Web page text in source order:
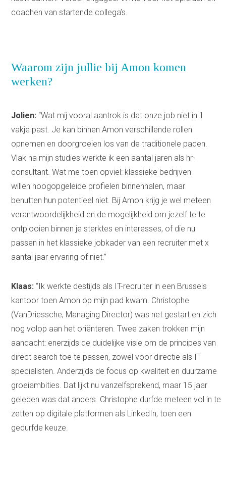
coachen van startende collega’s.
Waarom zijn jullie bij Amon komen
werken?
Jolien: “Wat mij vooral aantrok is dat onze job niet in 1
vakje past. Je kan binnen Amon verschillende rollen
opnemen en doorgroeien los van de traditionele paden.
Vlak na mijn studies werkte ik een aantal jaren als hr-
consultant. Wat me toen opviel: klassieke bedrijven
willen hoogopgeleide profielen binnenhalen, maar
benutten hun potentieel niet. Bij Amon krijg je wel meteen
verantwoordelijkheid en de mogelijkheid om jezelf te te
ontplooien binnen je sterktes en interesses, of die nu
passen in het klassieke jobkader van een recruiter met x
aantal jaar ervaring of niet.”
Klaas: “Ik werkte destijds als IT-recruiter in een Brussels
kantoor toen Amon op mijn pad kwam. Christophe
(VanDriessche, Managing Director) was net gestart en zich
nog volop aan het oriënteren. Twee zaken trokken mijn
aandacht: enerzijds de duidelijke visie om de principes van
direct search toe te passen, zowel voor directie als IT
specialisten. Anderzijds de focus op kwaliteit en duurzame
groeiambities. Dat lijkt nu vanzelfsprekend, maar 15 jaar
geleden was dat anders. Christophe durfde meteen vol in te
zetten op digitale platformen als LinkedIn, toen een
gedurfde keuze.